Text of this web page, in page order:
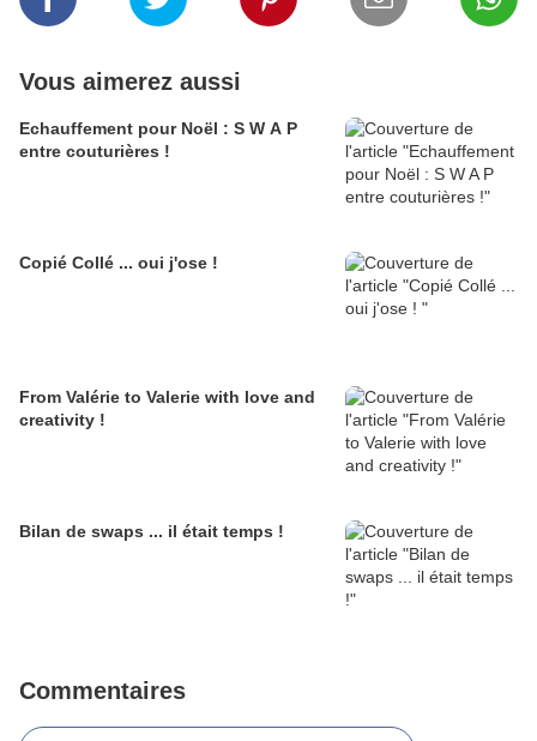
Vous aimerez aussi
Echauffement pour Noël : S W A P
entre couturières !
Copié Collé ... oui j'ose !
From Valérie to Valerie with love and
creativity !
Bilan de swaps ... il était temps !
Commentaires